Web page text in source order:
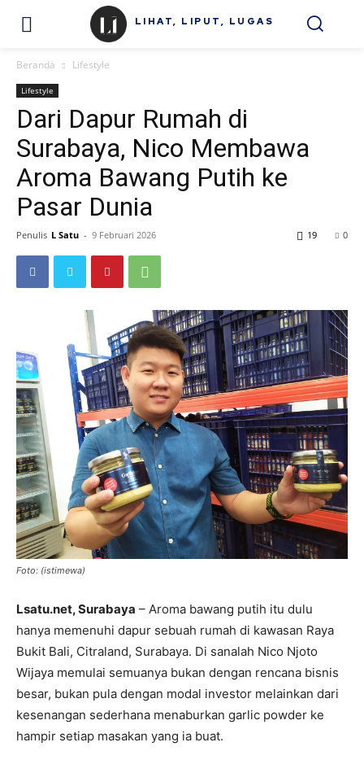
LIHAT, LIPUT, LUGAS
Beranda Lifestyle
Lifestyle
Dari Dapur Rumah di
Surabaya, Nico Membawa
Aroma Bawang Putih ke
Pasar Dunia
Penulis L Satu - 9 Februari 2026 0
19
Foto: (istimewa)
Lsatu.net, Surabaya – Aroma bawang putih itu dulu
hanya memenuhi dapur sebuah rumah di kawasan Raya
Bukit Bali, Citraland, Surabaya. Di sanalah Nico Njoto
Wijaya memulai semuanya bukan dengan rencana bisnis
besar, bukan pula dengan modal investor melainkan dari
kesenangan sederhana menaburkan garlic powder ke
hampir setiap masakan yang ia buat.